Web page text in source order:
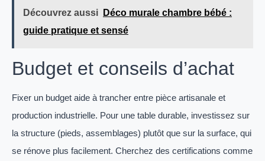
Découvrez aussi
Déco murale chambre bébé :
guide pratique et sensé
Budget et conseils d’achat
Fixer un budget aide à trancher entre pièce artisanale et
production industrielle. Pour une table durable, investissez sur
la structure (pieds, assemblages) plutôt que sur la surface, qui
se rénove plus facilement. Cherchez des certifications comme